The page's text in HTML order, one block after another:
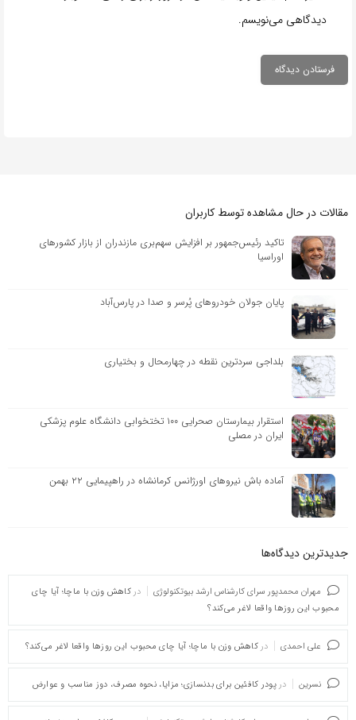
دیدگاهی می‌نویسم.
مقالات در حال مشاهده توسط کاربران
تاکید رئیس‌جمهور بر افزایش سهم‌بری مازندران از بازار کشورهای
اوراسیا
پایان جولان خودروهای پُرسر و صدا در پارس‌آباد
بلداجی سردترین نقطه در چهارمحال و بختیاری
استقرار بیمارستان صحرایی ۱۰۰ تختخوابی دانشگاه علوم پزشکی
ایران در مصلی
آماده باش نیروهای اورژانس کرمانشاه در راهپیمایی ۲۲ بهمن
جدیدترین دیدگاه‌‌ها
مهران محمدپور سرای کارشناس ارشد بیوتکنولوژی در کاهش وزن با ماچا؛ آیا چای
محبوب این روزها واقعا لاغر می‌کند؟
علی احمدی در کاهش وزن با ماچا؛ آیا چای محبوب این روزها واقعا لاغر می‌کند؟
نسرین در پودر کافئین برای بدنسازی؛ مزایا، نحوه مصرف، دوز مناسب و عوارض